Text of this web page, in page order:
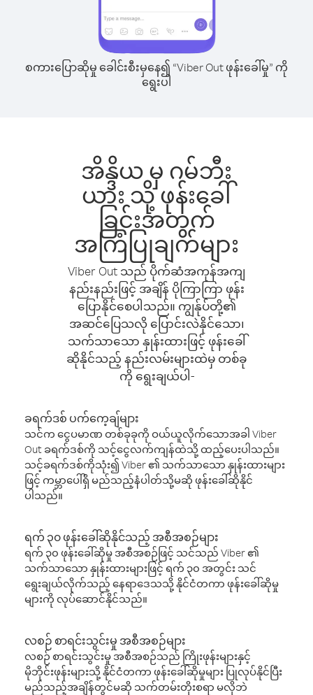
စကားပြောဆိုမှု ခေါင်းစီးမှနေ၍ “Viber Out ဖုန်းခေါ်မှု” ကို
ရွေးပါ
အိန္ဒိယ မှ ဂမ်ဘီး
ယား သို့ ဖုန်းခေါ်
ခြင်းအတွက်
အကြံပြုချက်များ
Viber Out သည် ပိုက်ဆံအကုန်အကျ
နည်းနည်းဖြင့် အချိန် ပိုကြာကြာ ဖုန်း
ပြောနိုင်စေပါသည်။ ကျွန်ုပ်တို့၏
အဆင်ပြေသလို ပြောင်းလဲနိုင်သော၊
သက်သာသော နှုန်းထားဖြင့် ဖုန်းခေါ်
ဆိုနိုင်သည့် နည်းလမ်းများထဲမှ တစ်ခု
ကို ရွေးချယ်ပါ-
ခရက်ဒစ် ပက်ကေ့ချ်များ
သင်က ငွေပမာဏ တစ်ခုခုကို ဝယ်ယူလိုက်သောအခါ Viber
Out ခရက်ဒစ်ကို သင့်ငွေလက်ကျန်ထဲသို့ ထည့်ပေးပါသည်။
သင့်ခရက်ဒစ်ကိုသုံး၍ Viber ၏ သက်သာသော နှုန်းထားများ
ဖြင့် ကမ္ဘာပေါ်ရှိ မည်သည့်နံပါတ်သို့မဆို ဖုန်းခေါ်ဆိုနိုင်
ပါသည်။
ရက် ၃၀ ဖုန်းခေါ်ဆိုနိုင်သည့် အစီအစဉ်များ
ရက် ၃၀ ဖုန်းခေါ်ဆိုမှု အစီအစဉ်ဖြင့် သင်သည် Viber ၏
သက်သာသော နှုန်းထားများဖြင့် ရက် ၃၀ အတွင်း သင်
ရွေးချယ်လိုက်သည့် နေရာဒေသသို့ နိုင်ငံတကာ ဖုန်းခေါ်ဆိုမှု
များကို လုပ်ဆောင်နိုင်သည်။
လစဉ် စာရင်းသွင်းမှု အစီအစဉ်များ
လစဉ် စာရင်းသွင်းမှု အစီအစဉ်သည် ကြိုးဖုန်းများနှင့်
မိုဘိုင်းဖုန်းများသို့ နိုင်ငံတကာ ဖုန်းခေါ်ဆိုမှုများ ပြုလုပ်နိုင်ပြီး
မည်သည့်အချိန်တွင်မဆို သက်တမ်းတိုးစရာ မလိုဘဲ